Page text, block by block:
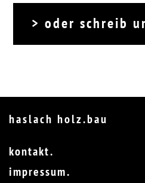
oder schreib
haslach holz.bau
kontakt
impressum